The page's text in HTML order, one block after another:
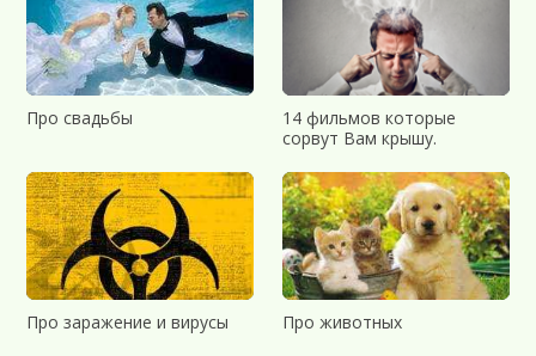
Про свадьбы
14 фильмов которые
сорвут Вам крышу.
Про заражение и вирусы Про животных